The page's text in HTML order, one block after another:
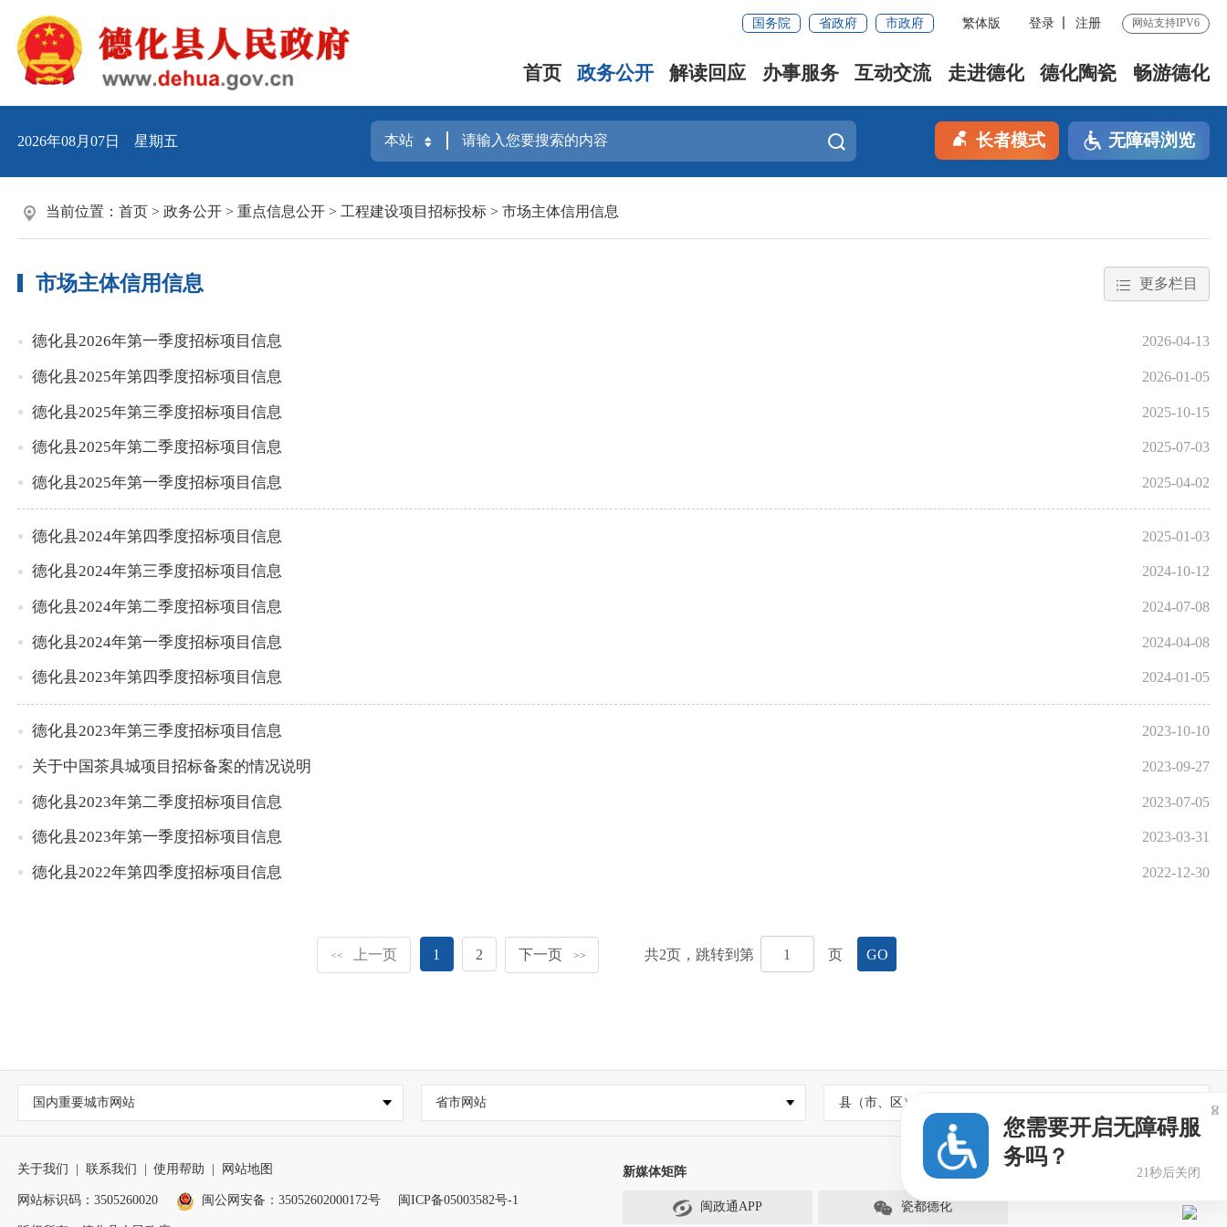
国务院 省政府 市政府 繁体版 登录 注册 网站支持IPV6
首页 政务公开 解读回应 办事服务 互动交流 走进德化 德化陶瓷 畅游德化
2026年08月07日 星期五 长者模式 无障碍浏览
当前位置： 首页 > 政务公开 > 重点信息公开 > 工程建设项目招标投标 > 市场主体信用信息
市场主体信用信息 更多栏目
德化县2026年第一季度招标项目信息 2026-04-13
德化县2025年第四季度招标项目信息 2026-01-05
德化县2025年第三季度招标项目信息 2025-10-15
德化县2025年第二季度招标项目信息 2025-07-03
德化县2025年第一季度招标项目信息 2025-04-02
德化县2024年第四季度招标项目信息 2025-01-03
德化县2024年第三季度招标项目信息 2024-10-12
德化县2024年第二季度招标项目信息 2024-07-08
德化县2024年第一季度招标项目信息 2024-04-08
德化县2023年第四季度招标项目信息 2024-01-05
德化县2023年第三季度招标项目信息 2023-10-10
关于中国茶具城项目招标备案的情况说明 2023-09-27
德化县2023年第二季度招标项目信息 2023-07-05
德化县2023年第一季度招标项目信息 2023-03-31
德化县2022年第四季度招标项目信息 2022-12-30
<< 上一页 1 2 下一页 >> 共2页，跳转到第 页 GO
国内重要城市网站 省市网站 县（市、区）政府网站
关于我们 联系我们 使用帮助 网站地图
网站标识码：3505260020 闽公网安备：35052602000172号 闽ICP备05003582号-1
新媒体矩阵
闽政通APP 瓷都德化
您需要开启无障碍服
务吗？
21秒后关闭
